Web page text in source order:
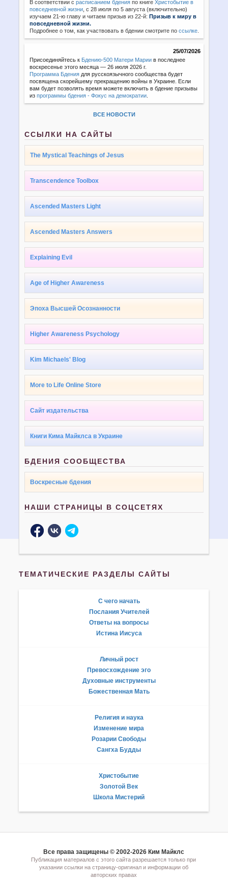
В соответствии с расписанием бдения по книгеХристобытие в
повседневной жизни с 28 июля по 5 августа (включительно)
изучаем 21-ю главу и читаем призыв из 22-й:Призыв к миру в
повседневной жизни.
Подробнее о том, как участвовать в бдении смотрите поссылке
25/07/2026
Присоединяйтесь к Бдению-500 Матери Марии в последнее
воскресенье этого месяца — 26 июля 2026 г.
Программа Бдения для русскоязычного сообщества будет
посвящена скорейшему прекращению войны в Украине. Если
вам будет позволять время можете включить в бдение призывы
изпрограммы бдения - Фокус на демократии
ВСЕ НОВОСТИ
ССЫЛКИ НА САЙТЫ
The Mystical Teachings of Jesus
Transcendence Toolbox
Ascended Masters Light
Ascended Masters Answers
Explaining Evil
Age of Higher Awareness
Эпоха Высшей Осознанности
Higher Awareness Psychology
Kim Michaels' Blog
More to Life Online Store
Сайт издательства
Книги Кима Майклса в Украине
БДЕНИЯ СООБЩЕСТВА
Воскресные бдения
НАШИ СТРАНИЦЫ В СОЦСЕТЯХ
ТЕМАТИЧЕСКИЕ РАЗДЕЛЫ САЙТЫ
С чего начать
Послания Учителей
Ответы на вопросы
Истина Иисуса
Личный рост
Превосхождение эго
Духовные инструменты
Божественная Мать
Религия и наука
Изменение мира
Розарии Свободы
Сангха Будды
Христобытие
Золотой Век
Школа Мистерий
Все права защищены © 2002-2026 Ким Майклс
Публикация материалов с этого сайта разрешается только при
указании ссылки на страницу-оригинал и информации об
авторских правах